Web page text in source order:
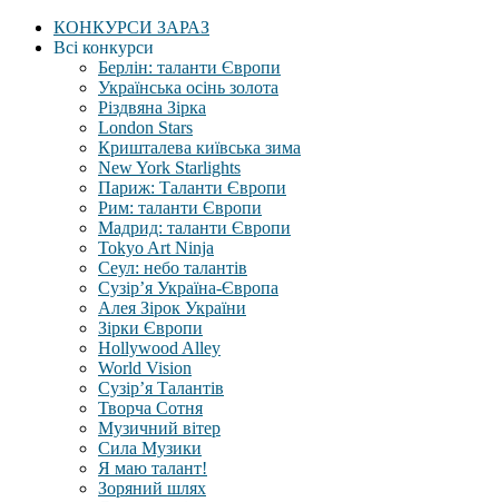
КОНКУРСИ ЗАРАЗ
Всі конкурси
Берлін: таланти Європи
Українська осінь золота
Різдвяна Зірка
London Stars
Кришталева київська зима
New York Starlights
Париж: Таланти Європи
Рим: таланти Європи
Мадрид: таланти Європи
Tokyo Art Ninja
Сеул: небо талантів
Сузір’я Україна-Європа
Алея Зірок України
Зірки Європи
Hollywood Alley
World Vision
Сузір’я Талантів
Творча Сотня
Музичний вітер
Сила Музики
Я маю талант!
Зоряний шлях